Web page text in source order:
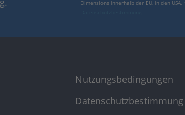
Dimensions innerhalb der EU, in den
Nutzungsbedingungen
Datenschutzbestimmung